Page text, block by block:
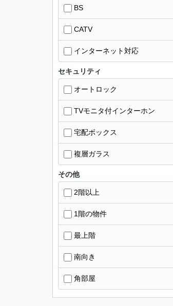
BS
CATV
インターネット対応
セキュリティ
オートロック
TVモニタ付インターホン
宅配ボックス
複層ガラス
その他
2階以上
1階の物件
最上階
南向き
角部屋